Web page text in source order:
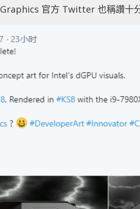
Graphics 官方 Twitter 也稱讚十